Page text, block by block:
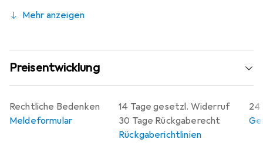
Mehr anzeigen
Preisentwicklung
14 Tage gesetzl. Widerruf
30 Tage Rückgaberecht
Rückgaberichtlinien
24
Rechtliche Bedenken
Meldeformular